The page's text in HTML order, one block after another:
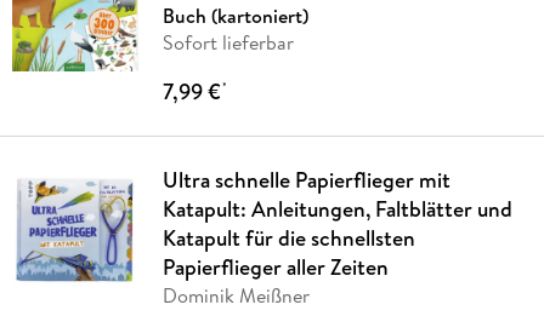
Buch (kartoniert)
Sofort lieferbar
7,99 €*
Ultra schnelle Papierflieger mit
Katapult: Anleitungen, Faltblätter und
Katapult für die schnellsten
Papierflieger aller Zeiten
Dominik Meißner